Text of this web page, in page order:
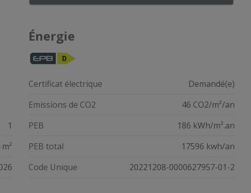
1
Énergie
Certificat électrique
Demandé(e)
Emissions de CO2
46 CO2/m²/an
PEB
186 kWh/m².an
PEB total
17596 kwh/an
Code Unique
20221208-0000627957-01-2